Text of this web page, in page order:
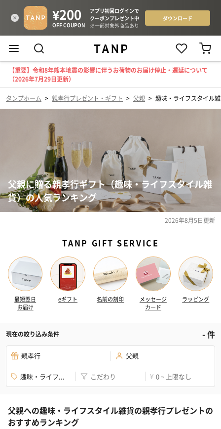
【重要】令和8年熊本地震の影響に伴うお荷物のお届け停止・遅延について
（2026年7月29日更新）
タンプホーム > 親孝行プレゼント・ギフト > 父親 > 趣味・ライフスタイル
父親に贈る親孝行ギフト（趣味・ライフスタイル雑
貨）の人気ランキング
2026年8月5日更新
TANP GIFT SERVICE
最短翌日
お届け
eギフト 名前の刻印
メッセージ
カード
ラッピング
現在の絞り込み条件 -件
親孝行 父親
趣味・ライフ... こだわり ¥ 0 ~ 上限なし
父親への趣味・ライフスタイル雑貨の親孝行プレゼントの
おすすめランキング